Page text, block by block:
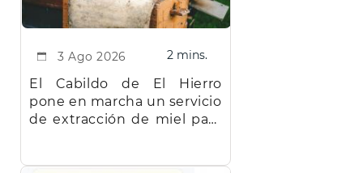
3 Ago 2026 2 mins.
El Cabildo de El Hierro
pone en marcha un servicio
de extracción de miel para